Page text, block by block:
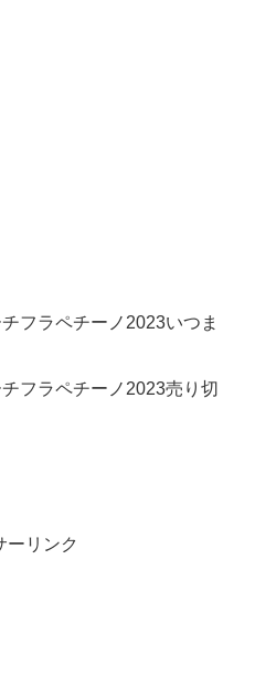
フラペチーノ2023いつま
フラペチーノ2023売り切
ーリンク